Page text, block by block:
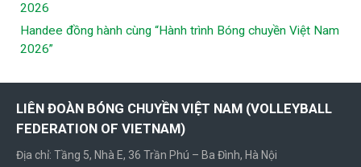
2026
Handee đồng hành cùng “Hành trình Bóng chuyền Việt Nam
2026”
LIÊN ĐOÀN BÓNG CHUYỀN VIỆT NAM (VOLLEYBALL
FEDERATION OF VIETNAM)
Địa chỉ: Tầng 5, Nhà E, 36 Trần Phú – Ba Đình, Hà Nội